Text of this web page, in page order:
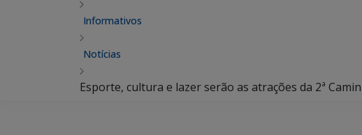
Informativos
Notícias
Esporte, cultura e lazer serão as atrações da 2ª